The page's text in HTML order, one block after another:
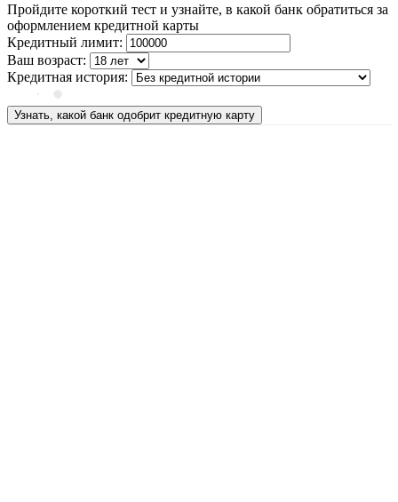
Пройдите короткий тест и узнайте, в какой банк обратиться за
оформлением кредитной карты
Кредитный лимит:
Ваш возраст:
Кредитная история:
Узнать, какой банк одобрит кредитную карту